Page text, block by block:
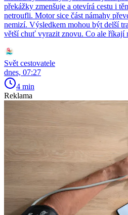
překážky zmenšuje a otevírá cestu i
netroufli. Motor sice část námahy
nemizí. Výsledkem mohou být delší
větší chuť vyrazit znovu. Co ale říkají
Svět cestovatele
dnes, 07:27
4 min
Reklama